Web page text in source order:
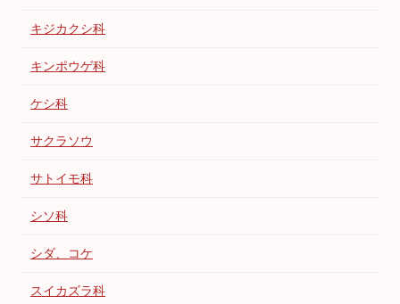
キジカクシ科
キンポウゲ科
ケシ科
サクラソウ
サトイモ科
シソ科
シダ、コケ
スイカズラ科